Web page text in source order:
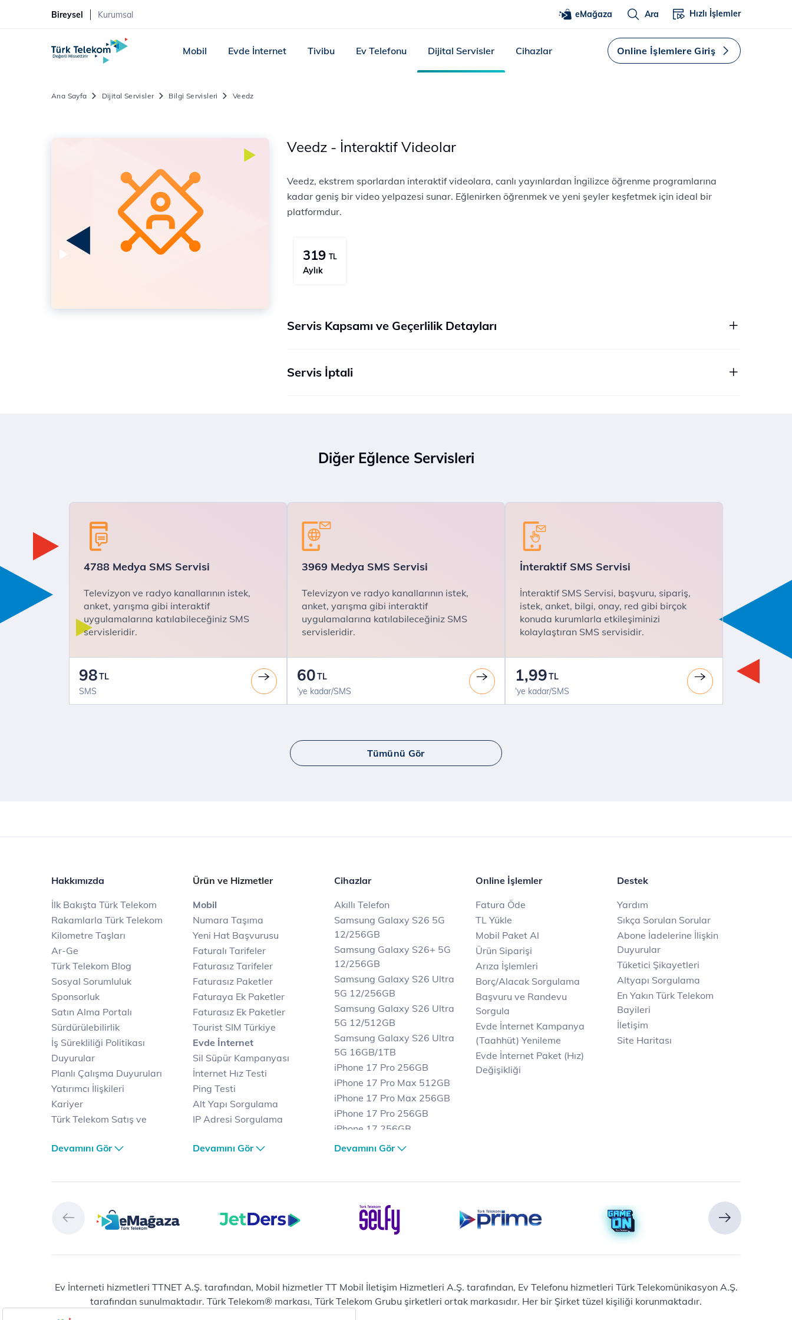
Bireysel Kurumsal eMağaza Ara Hızlı İşlemler
Mobil Evde İnternet Tivibu Ev Telefonu Dijital Servisler Cihazlar Online İşlemlere Giriş
Ana Sayfa Dijital Servisler Bilgi Servisleri Veedz
Veedz - İnteraktif Videolar
Veedz, ekstrem sporlardan interaktif videolara, canlı yayınlardan İngilizce öğrenme programlarına
kadar geniş bir video yelpazesi sunar. Eğlenirken öğrenmek ve yeni şeyler keşfetmek için ideal bir
platformdur.
319 TL
Aylık
Servis Kapsamı ve Geçerlilik Detayları
Servis İptali
Diğer Eğlence Servisleri
4788 Medya SMS Servisi
Televizyon ve radyo kanallarının istek,
anket, yarışma gibi interaktif
uygulamalarına katılabileceğiniz SMS
servisleridir.
98TL
SMS
3969 Medya SMS Servisi
Televizyon ve radyo kanallarının istek,
anket, yarışma gibi interaktif
uygulamalarına katılabileceğiniz SMS
servisleridir.
60TL
‘ye kadar/SMS
İnteraktif SMS Servisi
İnteraktif SMS Servisi, başvuru, sipariş,
istek, anket, bilgi, onay, red gibi birçok
konuda kurumlarla etkileşiminizi
kolaylaştıran SMS servisidir.
1,99TL
‘ye kadar/SMS
Tümünü Gör
Hakkımızda
İlk Bakışta Türk Telekom
Rakamlarla Türk Telekom
Kilometre Taşları
Ar-Ge
Türk Telekom Blog
Sosyal Sorumluluk
Sponsorluk
Satın Alma Portalı
Sürdürülebilirlik
İş Sürekliliği Politikası
Duyurular
Planlı Çalışma Duyuruları
Yatırımcı İlişkileri
Kariyer
Türk Telekom Satış ve
Türk Telekom Finansal
Türk Telekom Afet Tedbirleri
Prime
Tivibu
Playstore
HİT (Türk Telekom Çocuk)
Erişilebilir Yaşam
Devamını Gör
Ürün ve Hizmetler
Mobil
Numara Taşıma
Yeni Hat Başvurusu
Faturalı Tarifeler
Faturasız Tarifeler
Faturasız Paketler
Faturaya Ek Paketler
Faturasız Ek Paketler
Tourist SIM Türkiye
Evde İnternet
Sil Süpür Kampanyası
İnternet Hız Testi
Ping Testi
Alt Yapı Sorgulama
IP Adresi Sorgulama
Avantajlı İnternet
Fiber İnternet
İnternet Kampanyaları
Ev Telefonu
Muud
Total Protection
Raunt
Devamını Gör
Cihazlar
Akıllı Telefon
Samsung Galaxy S26 5G
12/256GB
Samsung Galaxy S26+ 5G
12/256GB
Samsung Galaxy S26 Ultra
5G 12/256GB
Samsung Galaxy S26 Ultra
5G 12/512GB
Samsung Galaxy S26 Ultra
5G 16GB/1TB
iPhone 17 Pro 256GB
iPhone 17 Pro Max 512GB
iPhone 17 Pro Max 256GB
iPhone 17 Pro 256GB
iPhone 17 256GB
iPhone 17 Air 256GB
Casper Nirvana C370
Notebook
Ev Telefonu
Panasonic TGB610
Modem ve Wi-Fi
Devamını Gör
Online İşlemler
Fatura Öde
TL Yükle
Mobil Paket Al
Ürün Siparişi
Arıza İşlemleri
Borç/Alacak Sorgulama
Başvuru ve Randevu
Sorgula
Evde İnternet Kampanya
(Taahhüt) Yenileme
Evde İnternet Paket (Hız)
Değişikliği
Destek
Yardım
Sıkça Sorulan Sorular
Abone İadelerine İlişkin
Duyurular
Tüketici Şikayetleri
Altyapı Sorgulama
En Yakın Türk Telekom
Bayileri
İletişim
Site Haritası
Ev İnterneti hizmetleri TTNET A.Ş. tarafından, Mobil hizmetler TT Mobil İletişim Hizmetleri A.Ş. tarafından, Ev Telefonu hizmetleri Türk Telekomünikasyon A.Ş.
tarafından sunulmaktadır. Türk Telekom® markası, Türk Telekom Grubu şirketleri ortak markasıdır. Her bir Şirket tüzel kişiliği korunmaktadır.